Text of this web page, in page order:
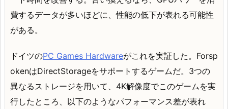
費するデータが多いほどに、性能の低下が表れる可能性
がある。
ドイツのPC Games Hardwareがこれを実証した。Forsp
okenはDirectStorageをサポートするゲームだ。3つの
異なるストレージを用いて、4K解像度でこのゲームを実
行したところ、以下のようなパフォーマンス差が表れ